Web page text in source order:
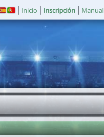
Inicio Inscripción Manual